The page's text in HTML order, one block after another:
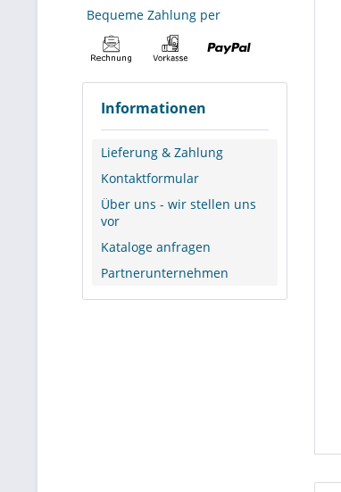
Bequeme Zahlung per
Informationen
Lieferung & Zahlung
Kontaktformular
Über uns - wir stellen uns
vor
Kataloge anfragen
Partnerunternehmen